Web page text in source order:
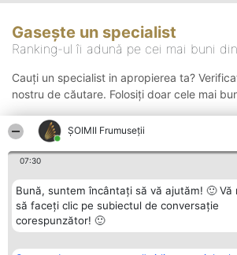
ȘOIMII Frumuseții
07:30
Bună, suntem încântați să vă ajutăm! 🙂 Vă
să faceți clic pe subiectul de conversație
corespunzător! 🙂
Gasește un specialist
Ranking-ul îi adună pe cei mai buni
Cauți un specialist in apropierea ta?
nostru de căutare. Folosiți doar cele mai